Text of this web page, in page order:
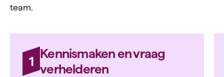
team.
1
Kennismaken en vraag
verhelderen